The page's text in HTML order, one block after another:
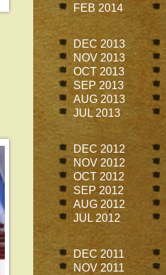
FEB 2014
DEC 2013
NOV 2013
OCT 2013
SEP 2013
AUG 2013
JUL 2013
DEC 2012
NOV 2012
OCT 2012
SEP 2012
AUG 2012
JUL 2012
DEC 2011
NOV 2011